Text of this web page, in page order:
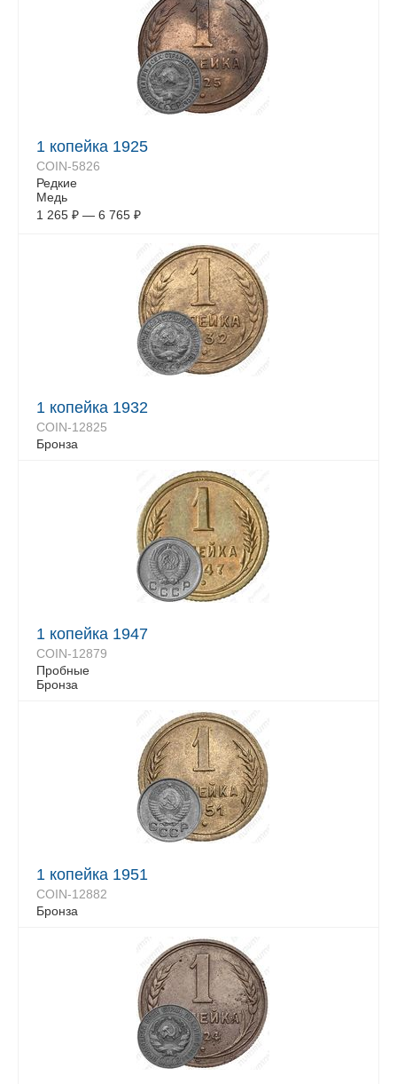
1 копейка 1925
COIN-5826
Редкие
Медь
1 265 ₽ — 6 765 ₽
1 копейка 1932
COIN-12825
Бронза
1 копейка 1947
COIN-12879
Пробные
Бронза
1 копейка 1951
COIN-12882
Бронза